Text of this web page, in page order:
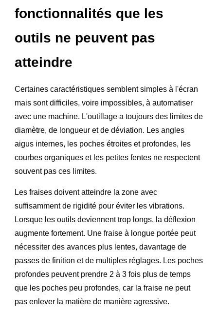
fonctionnalités que les
outils ne peuvent pas
atteindre
Certaines caractéristiques semblent simples à l'écran
mais sont difficiles, voire impossibles, à automatiser
avec une machine. L'outillage a toujours des limites de
diamètre, de longueur et de déviation. Les angles
aigus internes, les poches étroites et profondes, les
courbes organiques et les petites fentes ne respectent
souvent pas ces limites.
Les fraises doivent atteindre la zone avec
suffisamment de rigidité pour éviter les vibrations.
Lorsque les outils deviennent trop longs, la déflexion
augmente fortement. Une fraise à longue portée peut
nécessiter des avances plus lentes, davantage de
passes de finition et de multiples réglages. Les poches
profondes peuvent prendre 2 à 3 fois plus de temps
que les poches peu profondes, car la fraise ne peut
pas enlever la matière de manière agressive.